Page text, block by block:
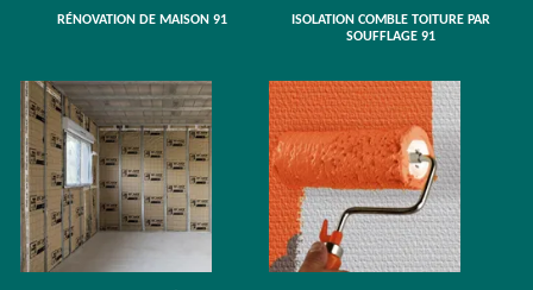
RÉNOVATION DE MAISON 91
ISOLATION COMBLE TOITURE PAR
SOUFFLAGE 91